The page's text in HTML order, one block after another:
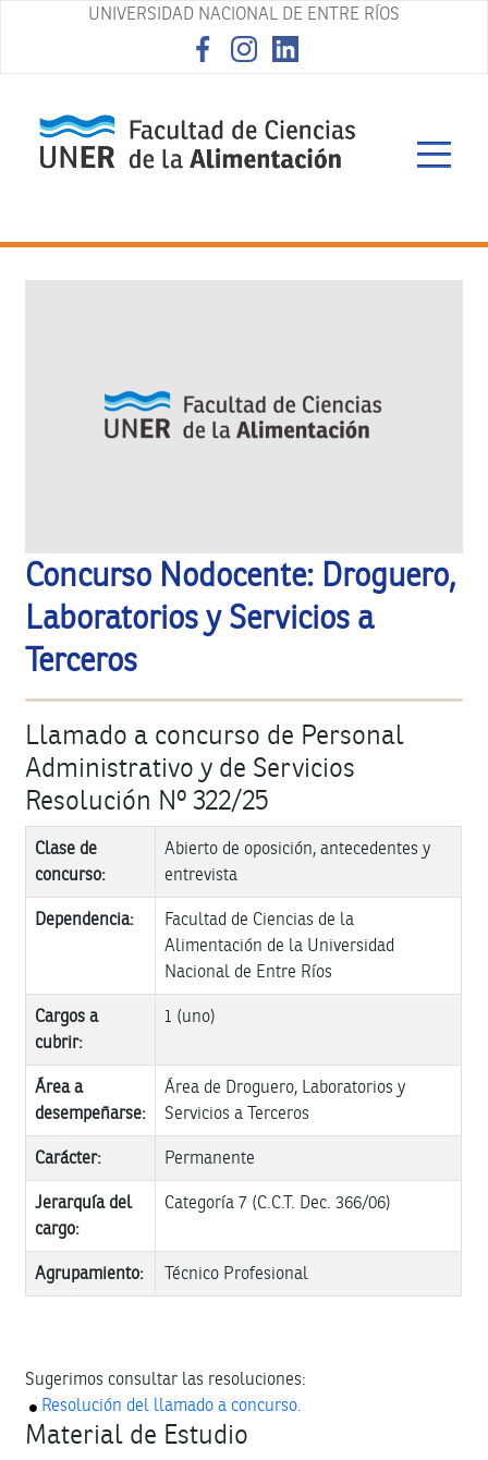
UNIVERSIDAD NACIONAL DE ENTRE RÍOS
asd
Concurso Nodocente: Droguero,
Laboratorios y Servicios a
Terceros
Llamado a concurso de Personal
Administrativo y de Servicios
Resolución Nº 322/25
Clase de
concurso:
Abierto de oposición, antecedentes y
entrevista
Dependencia:
Facultad de Ciencias de la
Alimentación de la Universidad
Nacional de Entre Ríos
Cargos a
cubrir:
1 (uno)
Área a
desempeñarse:
Área de Droguero, Laboratorios y
Servicios a Terceros
Carácter: Permanente
Jerarquía del
cargo:
Categoría 7 (C.C.T. Dec. 366/06)
Agrupamiento: Técnico Profesional
Sugerimos consultar las resoluciones:
Resolución del llamado a concurso.
Material de Estudio